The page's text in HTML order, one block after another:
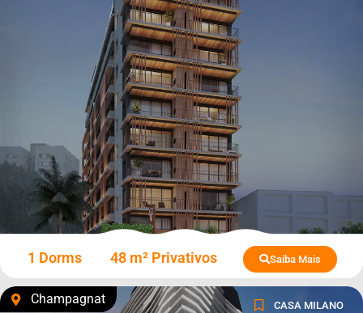
1 Dorms 48 m² Privativos Saiba Mais
Champagnat CASA MILANO